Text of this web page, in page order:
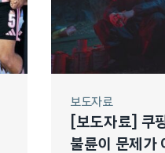
보도자료
[보도자료] 쿠
불륜이 문제가